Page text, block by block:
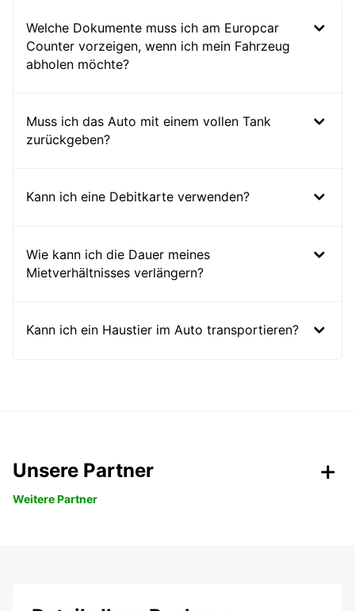
Welche Dokumente muss ich am Europcar
Counter vorzeigen, wenn ich mein Fahrzeug
abholen möchte?
Muss ich das Auto mit einem vollen Tank
zurückgeben?
Kann ich eine Debitkarte verwenden?
Wie kann ich die Dauer meines
Mietverhältnisses verlängern?
Kann ich ein Haustier im Auto transportieren?
Unsere Partner
Weitere Partner